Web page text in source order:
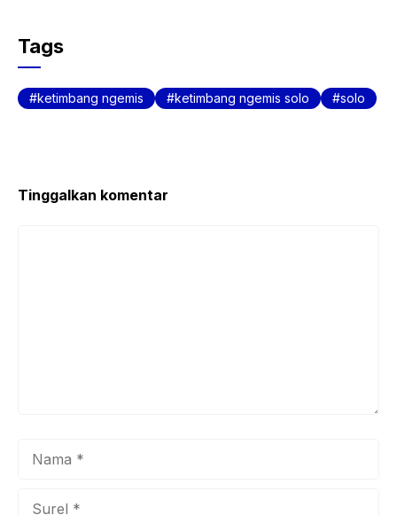
c
e
b
A
Tags
ketimbang ngemis ketimbang ngemis solo solo
Tinggalkan komentar